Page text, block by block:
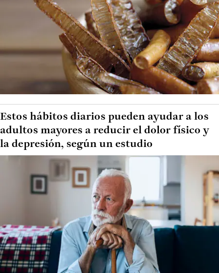
Estos hábitos diarios pueden ayudar a los
adultos mayores a reducir el dolor físico y
la depresión, según un estudio